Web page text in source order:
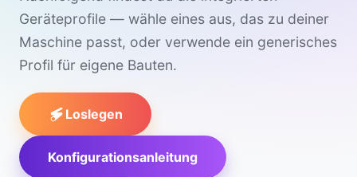
Geräteprofile — wähle eines aus, das zu deiner
Maschine passt, oder verwende ein generisches
Profil für eigene Bauten.
Loslegen
Konfigurationsanleitung